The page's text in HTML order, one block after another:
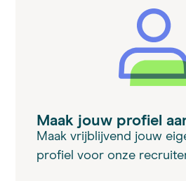
Maak jouw profiel
Maak vrijblijvend jouw
profiel voor onze